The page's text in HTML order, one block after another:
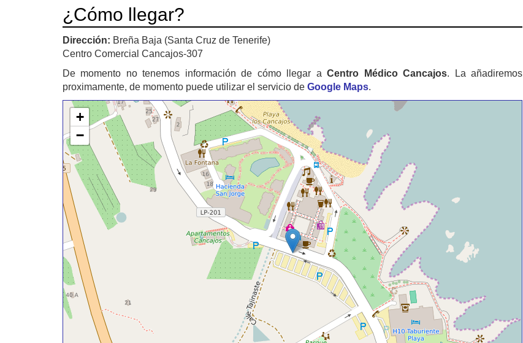
¿Cómo llegar?
Dirección: Breña Baja (Santa Cruz de Tenerife)
Centro Comercial Cancajos-307
De momento no tenemos información de cómo llegar aCentro Médico Cancajos. La añadiremos
proximamente, de momento puede utilizar el servicio de Google Maps.
+
−